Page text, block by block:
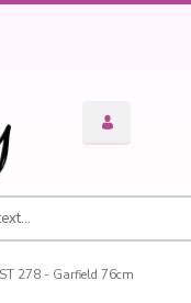
278 - Garfield 76cm